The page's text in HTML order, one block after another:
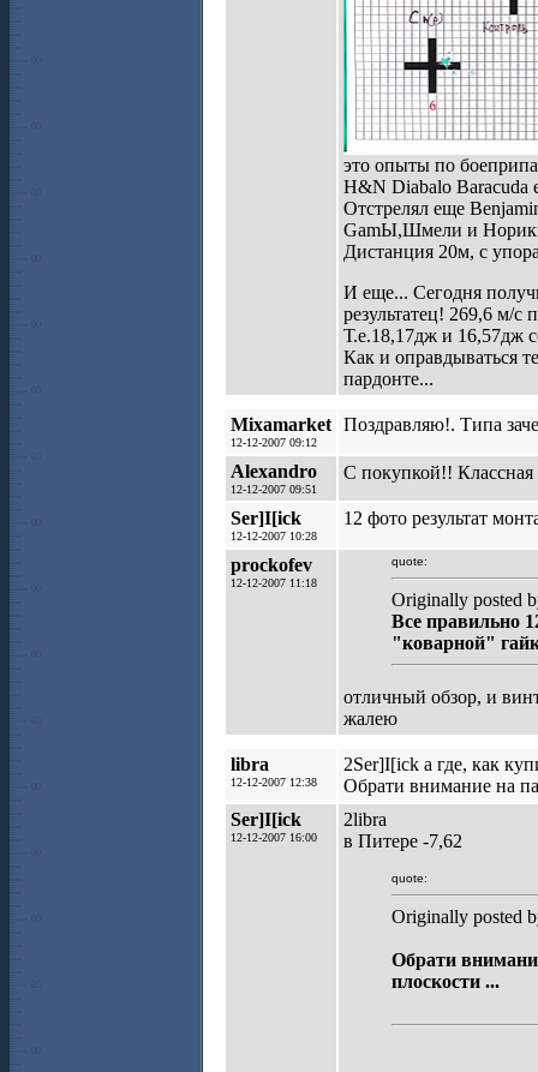
это опыты по
H&N Diabalo Baracuda
Отстрелял еще
GamЫ,Шмели и Норики
Дистанция 20м, с
И еще... Сегодня
результатец! 269,6 м/
Т.е.18,17дж и 16,57дж
Как и оправдываться
пардонте...
Mixamarket
12-12-2007 09:12
Поздравляю!. Типа
Alexandro
12-12-2007 09:51
С покупкой!!
Ser]I[ick
12-12-2007 10:28
12 фото результат
prockofev
12-12-2007 11:18
quote:
Originally posted
Все правильно
"коварной"
отличный обзор, и
жалею
libra
12-12-2007 12:38
2Ser]I[ick а где, как
Обрати внимание на
Ser]I[ick
12-12-2007 16:00
2libra
в Питере -7,62
quote:
Originally posted
Обрати
плоскости ...